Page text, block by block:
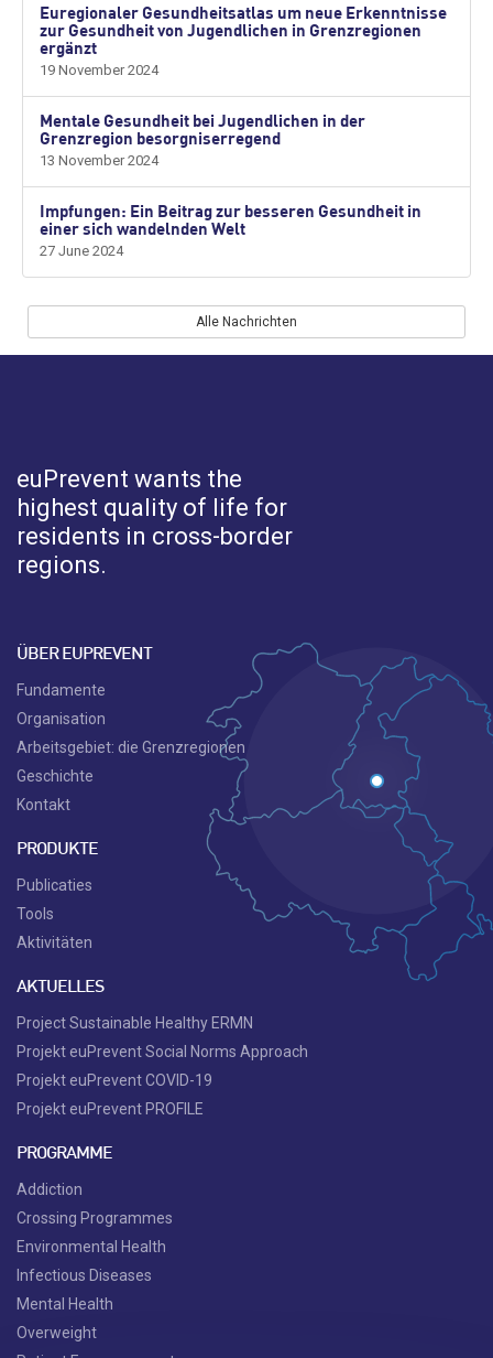
Euregionaler Gesundheitsatlas um neue Erkenntnisse
zur Gesundheit von Jugendlichen in Grenzregionen
ergänzt
19 November 2024
Mentale Gesundheit bei Jugendlichen in der
Grenzregion besorgniserregend
13 November 2024
Impfungen: Ein Beitrag zur besseren Gesundheit in
einer sich wandelnden Welt
27 June 2024
Alle Nachrichten
euPrevent wants the
highest quality of life for
residents in cross-border
regions.
ÜBER EUPREVENT
Fundamente
Organisation
Arbeitsgebiet: die Grenzregionen
Geschichte
Kontakt
PRODUKTE
Publicaties
Tools
Aktivitäten
AKTUELLES
Project Sustainable Healthy ERMN
Projekt euPrevent Social Norms Approach
Projekt euPrevent COVID-19
Projekt euPrevent PROFILE
PROGRAMME
Addiction
Crossing Programmes
Environmental Health
Infectious Diseases
Mental Health
Overweight